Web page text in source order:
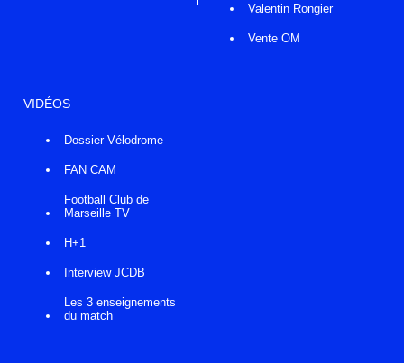
Valentin Rongier
Vente OM
VIDÉOS
Dossier Vélodrome
FAN CAM
Football Club de
Marseille TV
H+1
Interview JCDB
Les 3 enseignements
du match